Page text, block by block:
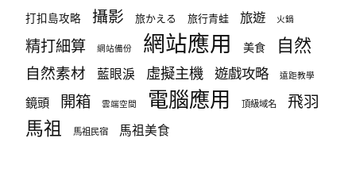
打扣島攻略 攝影 旅かえる 旅行青蛙 旅遊 火鍋
精打細算 網站備份 網站應用 美食 自然
自然素材 藍眼淚 虛擬主機 遊戲攻略 遠距教學
鏡頭 開箱 雲端空間 電腦應用 頂級域名 飛羽
馬祖 馬祖民宿 馬祖美食